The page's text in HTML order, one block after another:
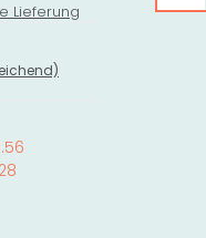
Lieferung